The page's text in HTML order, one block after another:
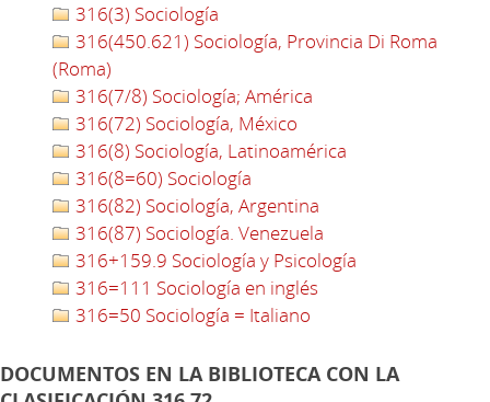
316(3) Sociología
316(450.621) Sociología, Provincia Di Roma
(Roma)
316(7/8) Sociología; América
316(72) Sociología, México
316(8) Sociología, Latinoamérica
316(8=60) Sociología
316(82) Sociología, Argentina
316(87) Sociología. Venezuela
316+159.9 Sociología y Psicología
316=111 Sociología en inglés
316=50 Sociología = Italiano
DOCUMENTOS EN LA BIBLIOTECA CON LA